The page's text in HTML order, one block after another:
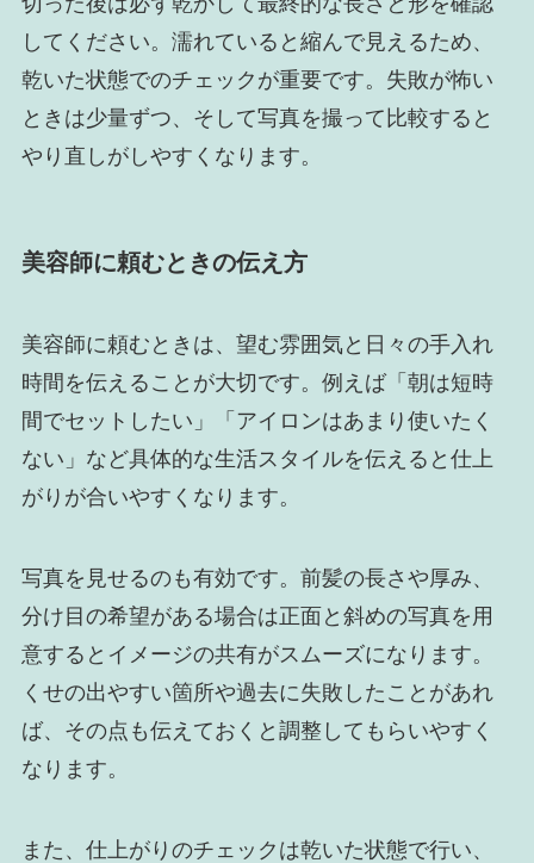
してください。濡れていると縮んで見えるため、
乾いた状態でのチェックが重要です。失敗が怖い
ときは少量ずつ、そして写真を撮って比較すると
やり直しがしやすくなります。
美容師に頼むときの伝え方
美容師に頼むときは、望む雰囲気と日々の手入れ
時間を伝えることが大切です。例えば「朝は短時
間でセットしたい」「アイロンはあまり使いたく
ない」など具体的な生活スタイルを伝えると仕上
がりが合いやすくなります。
写真を見せるのも有効です。前髪の長さや厚み、
分け目の希望がある場合は正面と斜めの写真を用
意するとイメージの共有がスムーズになります。
くせの出やすい箇所や過去に失敗したことがあれ
ば、その点も伝えておくと調整してもらいやすく
なります。
また、仕上がりのチェックは乾いた状態で行い、